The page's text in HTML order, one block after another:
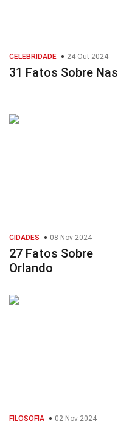
CELEBRIDADE 24 Out 2024
31 Fatos Sobre Nas
CIDADES 08 Nov 2024
27 Fatos Sobre
Orlando
FILOSOFIA 02 Nov 2024